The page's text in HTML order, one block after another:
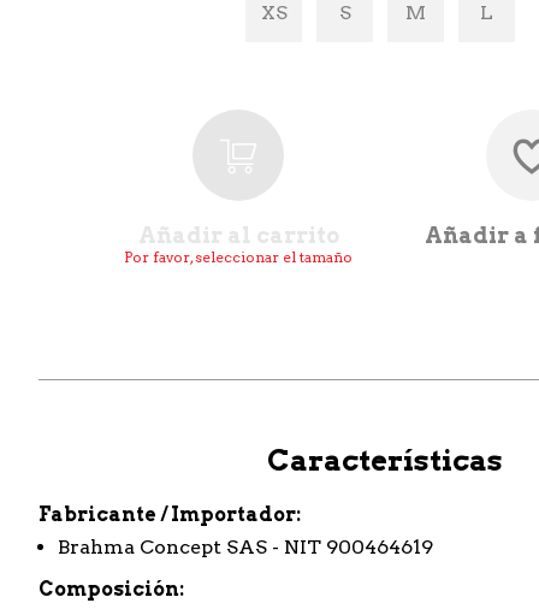
XS S M L
Añadir al carrito
Por favor, seleccionar el tamaño
Añadir a
Características
Fabricante / Importador
Brahma Concept SAS - NIT 900464619
Composición